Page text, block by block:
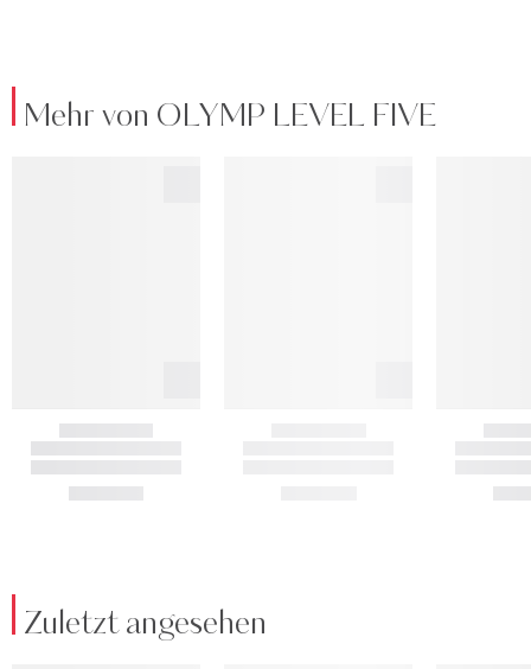
Mehr von OLYMP LEVEL FIVE
Zuletzt angesehen